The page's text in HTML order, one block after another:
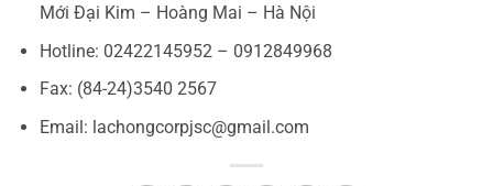
Mới Đại Kim – Hoàng Mai – Hà Nội
Hotline: 02422145952 – 0912849968
Fax: (84-24)3540 2567
Email: lachongcorpjsc@gmail.com